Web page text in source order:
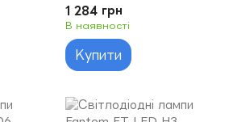
(5500K)
1 284 грн
В наявності
Купити